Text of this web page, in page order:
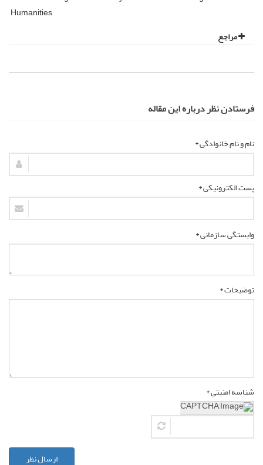
Humanities
مراجع
فرستادن نظر درباره این مقاله
نام و نام خانوادگی *
پست الکترونیکی *
وابستگی سازمانی *
توضیحات *
شناسه امنیتی *
ارسال نظر